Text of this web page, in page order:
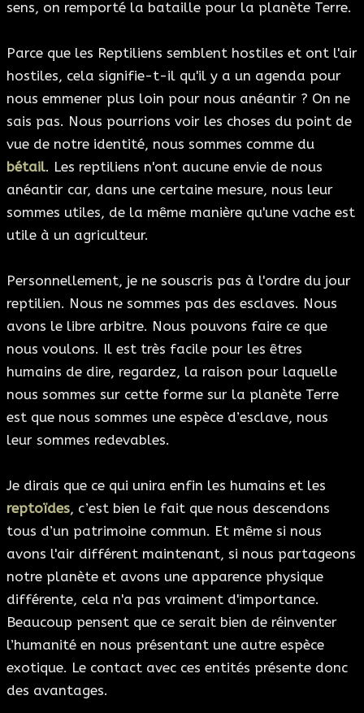
sens, on remporté la bataille pour la planète Terre.
Parce que les Reptiliens semblent hostiles et ont l'air
hostiles, cela signifie-t-il qu'il y a un agenda pour
nous emmener plus loin pour nous anéantir ? On ne
sais pas. Nous pourrions voir les choses du point de
vue de notre identité, nous sommes comme du
bétail. Les reptiliens n'ont aucune envie de nous
anéantir car, dans une certaine mesure, nous leur
sommes utiles, de la même manière qu'une vache est
utile à un agriculteur.
Personnellement, je ne souscris pas à l'ordre du jour
reptilien. Nous ne sommes pas des esclaves. Nous
avons le libre arbitre. Nous pouvons faire ce que
nous voulons. Il est très facile pour les êtres
humains de dire, regardez, la raison pour laquelle
nous sommes sur cette forme sur la planète Terre
est que nous sommes une espèce d’esclave, nous
leur sommes redevables.
Je dirais que ce qui unira enfin les humains et les
reptoïdes, c’est bien le fait que nous descendons
tous d’un patrimoine commun. Et même si nous
avons l'air différent maintenant, si nous partageons
notre planète et avons une apparence physique
différente, cela n'a pas vraiment d'importance.
Beaucoup pensent que ce serait bien de réinventer
l’humanité en nous présentant une autre espèce
exotique. Le contact avec ces entités présente donc
des avantages.